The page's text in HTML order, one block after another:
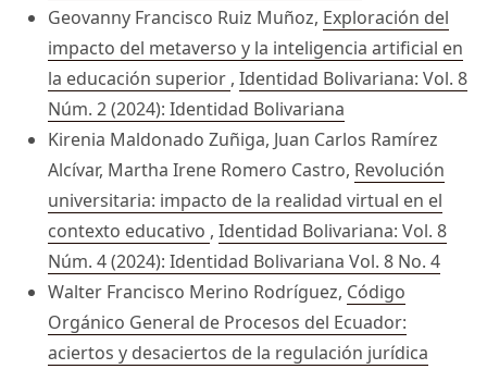
Geovanny Francisco Ruiz Muñoz, Exploración del
impacto del metaverso y la inteligencia artificial en
la educación superior , Identidad Bolivariana: Vol. 8
Núm. 2 (2024): Identidad Bolivariana
Kirenia Maldonado Zuñiga, Juan Carlos Ramírez
Alcívar, Martha Irene Romero Castro, Revolución
universitaria: impacto de la realidad virtual en el
contexto educativo , Identidad Bolivariana: Vol. 8
Núm. 4 (2024): Identidad Bolivariana Vol. 8 No. 4
Walter Francisco Merino Rodríguez, Código
Orgánico General de Procesos del Ecuador:
aciertos y desaciertos de la regulación jurídica